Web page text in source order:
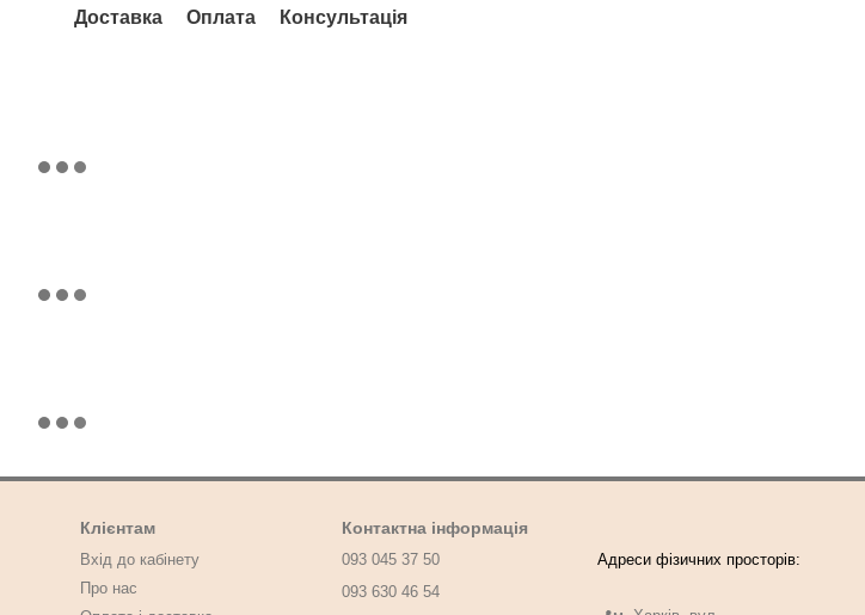
Доставка Оплата Консультація
Клієнтам
Вхід до кабінету
Про нас
Контактна інформація
093 045 37 50
093 630 46 54